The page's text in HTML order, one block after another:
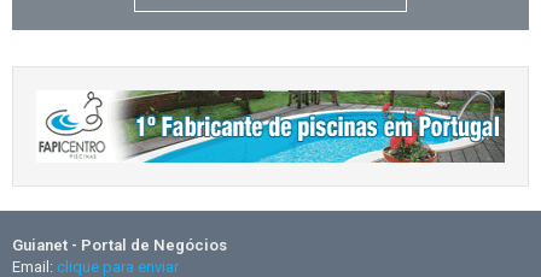
Guianet - Portal de Negócios
Email: clique para enviar